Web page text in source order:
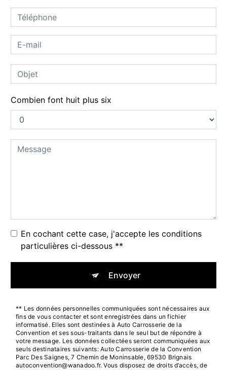
Combien font huit plus six
En cochant cette case, j'accepte les conditions
particulières ci-dessous **
Envoyer
** Les données personnelles communiquées sont nécessaires aux
fins de vous contacter et sont enregistrées dans un fichier
informatisé. Elles sont destinées à Auto Carrosserie de la
Convention et ses sous-traitants dans le seul but de répondre à
votre message. Les données collectées seront communiquées aux
seuls destinataires suivants: Auto Carrosserie de la Convention
Parc Des Saignes, 7 Chemin de Moninsable, 69530 Brignais
autoconvention@wanadoo.fr. Vous disposez de droits d’accès, de